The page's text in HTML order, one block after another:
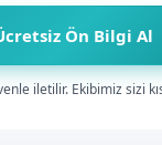
Ön Bilgi Al
iletilir. Ekibimiz sizi